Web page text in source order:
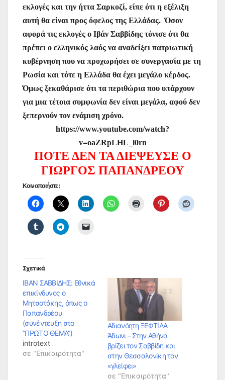
εκλογές και την ήττα Σαρκοζί, είπε ότι η εξέλιξη
αυτή θα είναι προς όφελος της Ελλάδας. Όσον
αφορά τις εκλογές ο Ιβάν Σαββίδης τόνισε ότι θα
πρέπει ο ελληνικός λαός να αναδείξει πατριωτική
κυβέρνηση που να προχωρήσει σε συνεργασία με τη
Ρωσία και τότε η Ελλάδα θα έχει μεγάλο κέρδος.
Όμως ξεκαθάρισε ότι τα περιθώρια που υπάρχουν
για μια τέτοια συμφωνία δεν είναι μεγάλα, αφού δεν
ξεπερνούν τον ενάμιση χρόνο.
https://www.youtube.com/watch?
v=oaZRpLHL_l0rn
ΠΟΤΕ ΔΕΝ ΤΑ ΔΙΕΨΕΥΣΕ Ο
ΓΙΩΡΓΟΣ ΠΑΠΑΝΔΡΕΟΥ
Κοινοποιήστε:
Σχετικά
ΙΒΑΝ ΣΑΒΒΙΔΗΣ: Εθνικά
επικίνδυνος ο
Μητσοτάκης, όπως ο
Παπανδρέου
(συνέντευξη στο
”ΠΡΩΤΟ ΘΕΜΑ”)
introtext
σε "Επικαιρότητα"
Αδιανόητη ΞΕΦΤΙΛΑ
Άδωνι – Στην Αθήνα
βρίζει τον Σαββίδη και
στην Θεσσαλονίκη τον
«γλείφει»
σε "Επικαιρότητα"